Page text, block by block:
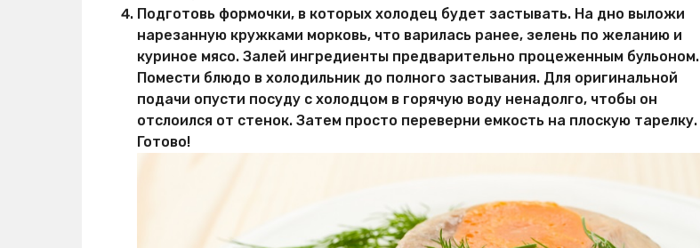
Подготовь формочки, в которых холодец будет застывать. На дно выложи
нарезанную кружками морковь, что варилась ранее, зелень по желанию и
куриное мясо. Залей ингредиенты предварительно процеженным бульоном.
Помести блюдо в холодильник до полного застывания. Для оригинальной
подачи опусти посуду с холодцом в горячую воду ненадолго, чтобы он
отслоился от стенок. Затем просто переверни емкость на плоскую тарелку.
Готово!